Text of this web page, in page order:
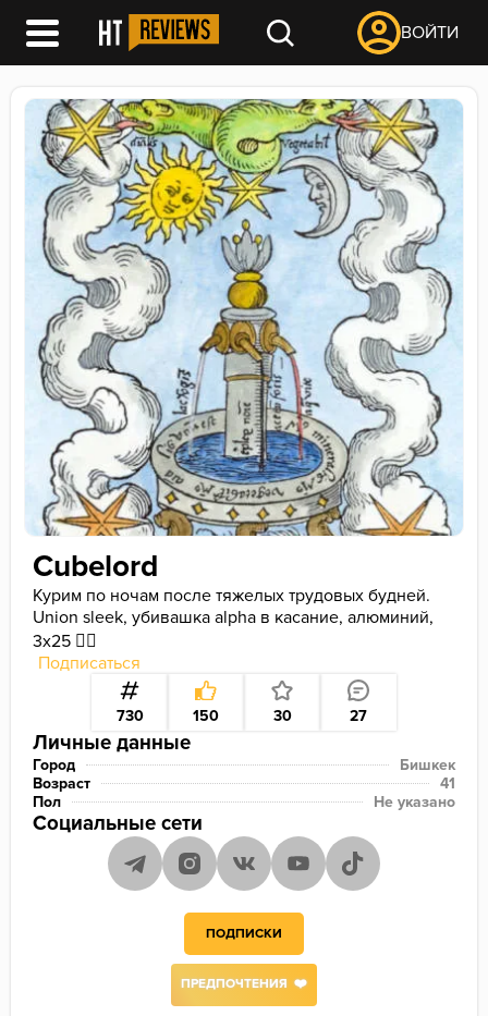
ВОЙТИ
Cubelord
Курим по ночам после тяжелых трудовых будней.
Union sleek, убивашка alpha в касание, алюминий,
3х25 👍🏻
Подписаться
730 150 30 27
Личные данные
Город
Бишкек
Возраст
41
Пол
Не указано
Социальные сети
ПОДПИСКИ
ПРЕДПОЧТЕНИЯ ❤️